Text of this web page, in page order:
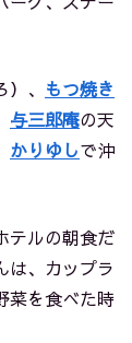
、 もつ焼き
与三郎庵の天
かりゆしで沖
テルの朝食だ
は、カップラ
菜を食べた時